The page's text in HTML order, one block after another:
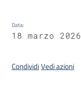
Data:
18 marzo 2026
CondividiVedi azioni